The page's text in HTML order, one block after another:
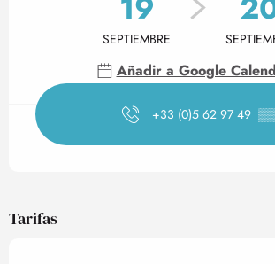
SEPTIEMBRE
Añadir a Google
+33 (0)5 62 97 49 ▒▒
Tarifas